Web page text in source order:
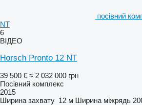
посівний
NT
6
ВІДЕО
Horsch Pronto 12 NT
39 500 € ≈ 2 032 000 грн
Посівний комплекс
2015
Ширина захвату 12 м Ширина міжрядь